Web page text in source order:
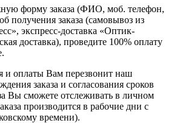
форму заказа (ФИО, моб. телефон,
получения заказа (самовывоз из
экспресс-доставка «Оптик-
доставка), проведите 100% оплату
оплаты Вам перезвонит наш
заказа и согласования сроков
Вы сможете отслеживать в личном
производится в рабочие дни с
времени).